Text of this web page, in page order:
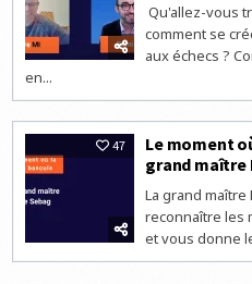
Qu'allez-vous
comment se
aux échecs ?
en...
47
Le moment
grand maître
La grand
reconnaître les
et vous donne